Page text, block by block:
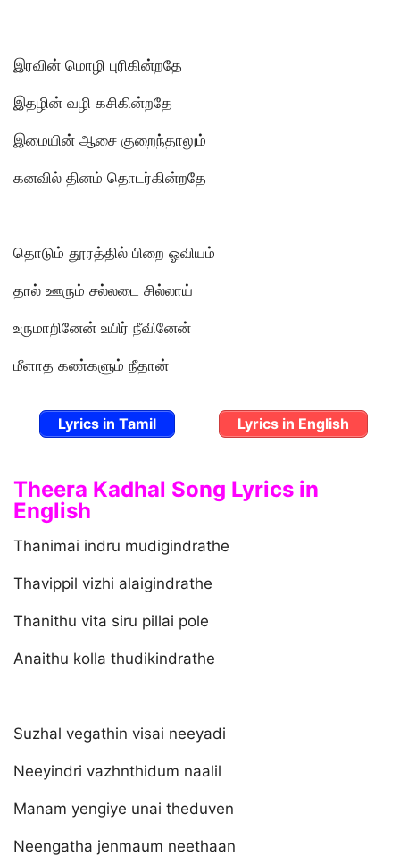
இரவின் மொழி புரிகின்றதே
இதழின் வழி கசிகின்றதே
இமையின் ஆசை குறைந்தாலும்
கனவில் தினம் தொடர்கின்றதே
தொடும் தூரத்தில் பிறை ஓவியம்
தால் ஊரும் சல்லடை சில்லாய்
உருமாறினேன் உயிர் நீவினேன்
மீளாத கண்களும் நீதான்
Lyrics in Tamil Lyrics in English
Theera Kadhal Song Lyrics in
English
Thanimai indru mudigindrathe
Thavippil vizhi alaigindrathe
Thanithu vita siru pillai pole
Anaithu kolla thudikindrathe
Suzhal vegathin visai neeyadi
Neeyindri vazhnthidum naalil
Manam yengiye unai theduven
Neengatha jenmaum neethaan